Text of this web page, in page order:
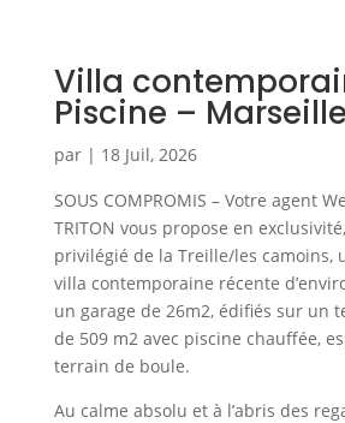
Villa
Piscine – Marseille
par | 18 Juil, 2026
SOUS COMPROMIS – Votre agent
TRITON vous propose en
privilégié de la Treille/les camoins,
villa contemporaine récente
un garage de 26m2, édifiés sur un
de 509 m2 avec piscine chauffée,
terrain de boule.
Au calme absolu et à l’abris des